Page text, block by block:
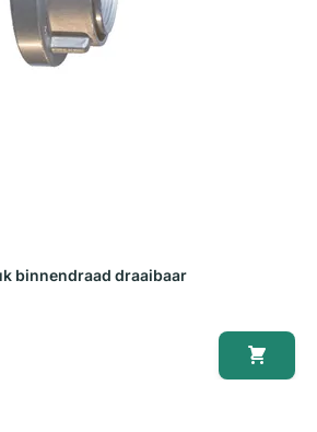
binnendraad draaibaar